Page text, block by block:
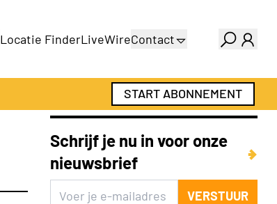
Locatie FinderLiveWireContact
Adverteren
Abonnementen
START ABONNEMENT
Schrijf je nu in voor onze
nieuwsbrief
VERSTUUR